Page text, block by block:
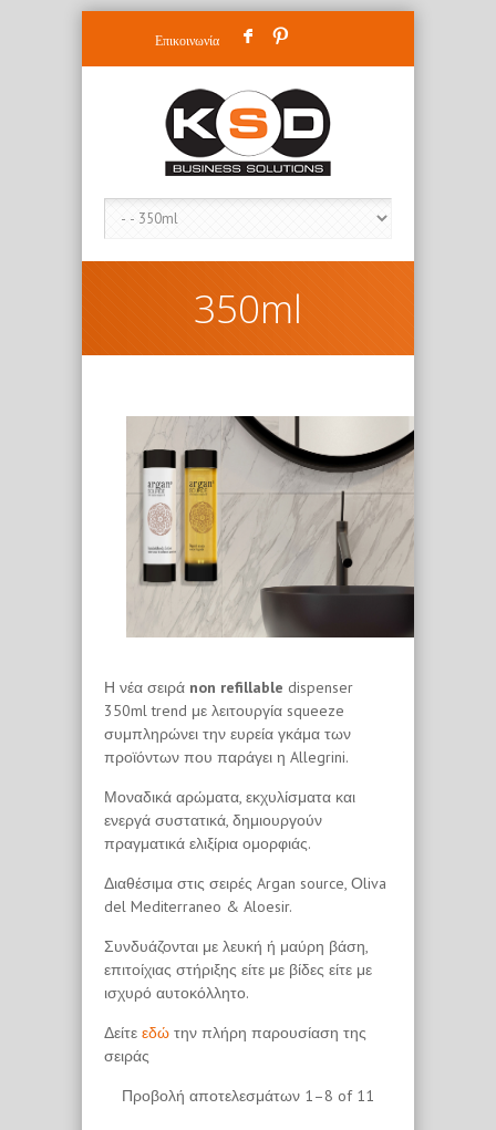
Επικοινωνία F :
350ml
Η νέα σειρά non refillable dispenser
350ml trend με λειτουργία squeeze
συμπληρώνει την ευρεία γκάμα των
προϊόντων που παράγει η Allegrini.
Μοναδικά αρώματα, εκχυλίσματα και
ενεργά συστατικά, δημιουργούν
πραγματικά ελιξίρια ομορφιάς.
Διαθέσιμα στις σειρές Argan source, Οliva
del Mediterraneo & Aloesir.
Συνδυάζονται με λευκή ή μαύρη βάση,
επιτοίχιας στήριξης είτε με βίδες είτε με
ισχυρό αυτοκόλλητο.
Δείτε εδώ την πλήρη παρουσίαση της
σειράς
Προβολή αποτελεσμάτων 1–8 of 11